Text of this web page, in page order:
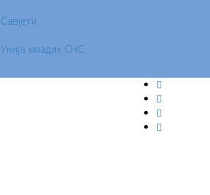
Савјети
Унија младих СНС